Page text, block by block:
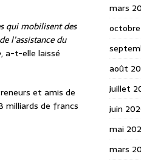
qui mobilisent des
l’assistance du
, a-t-elle laissé
et amis de
milliards de francs
mars
août
juillet
juin
mai
mars